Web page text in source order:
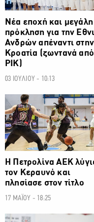
Νέα εποχή και μεγάλη
πρόκληση για την
Ανδρών απέναντι στην
Κροατία (ζωντανά από
ΡΙΚ)
03 ΙΟΥΛΙΟΥ - 10:13
Η Πετρολίνα ΑΕΚ
τον Κεραυνό και
πλησίασε στον τίτλο
17 ΜΑΪΟΥ - 18:25